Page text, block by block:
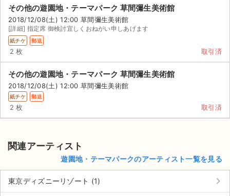
その他の遊園地・テーマパーク 草間彌生美術館
2018/12/08(土) 12:00 草間彌生美術館
[詳細] 指定席 御検討宜しくおねがい申しあげます
紙チケ 郵送
2 枚 取引済
その他の遊園地・テーマパーク 草間彌生美術館
2018/12/08(土) 12:00 草間彌生美術館
紙チケ 郵送
2 枚 取引済
関連アーティスト
遊園地・テーマパークのアーティスト一覧を見る
東京ディズニーリゾート (1) keyboard_arrow_right